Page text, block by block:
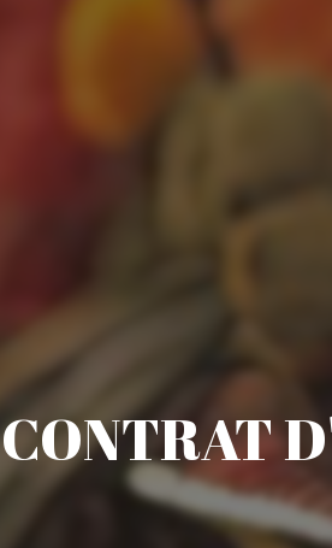
CONTRAT